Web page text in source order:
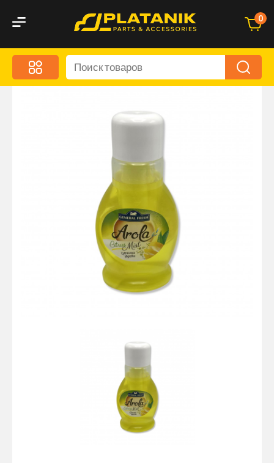
0
Меню
Акционные предложения
Автохимия и уход
Оптика и светотехника
Запчасти кузова и зеркала
Малый коммерческий транспорт
Маркировочные знаки и светоотражатели
Пневматические соединения
Оснащение прицепов
Автономное отопление и
Стяжные ремни и тросы